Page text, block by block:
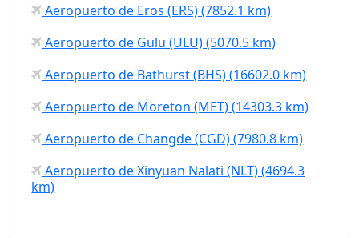
Aeropuerto de Eros (ERS) (7852.1 km)
Aeropuerto de Gulu (ULU) (5070.5 km)
Aeropuerto de Bathurst (BHS) (16602.0 km)
Aeropuerto de Moreton (MET) (14303.3 km)
Aeropuerto de Changde (CGD) (7980.8 km)
Aeropuerto de Xinyuan Nalati (NLT) (4694.3
km)